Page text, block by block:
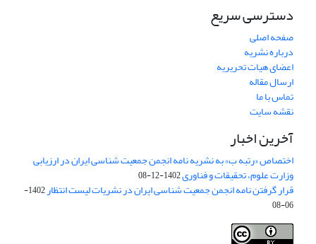
دسترسی سریع
صفحه اصلی
درباره نشریه
اعضای هیات تحریریه
ارسال مقاله
تماس با ما
نقشه سایت
آخرین اخبار
اختصاص «رتبه ب» به نشریه نامه انجمن جمعیت شناسی ایران در ارزیابی
وزارت علوم، تحقیقات و فناوری1402-12-08
قرار گرفتن نامه انجمن جمعیت شناسی ایران در نشریات لیست انتظار
1402-
06-08